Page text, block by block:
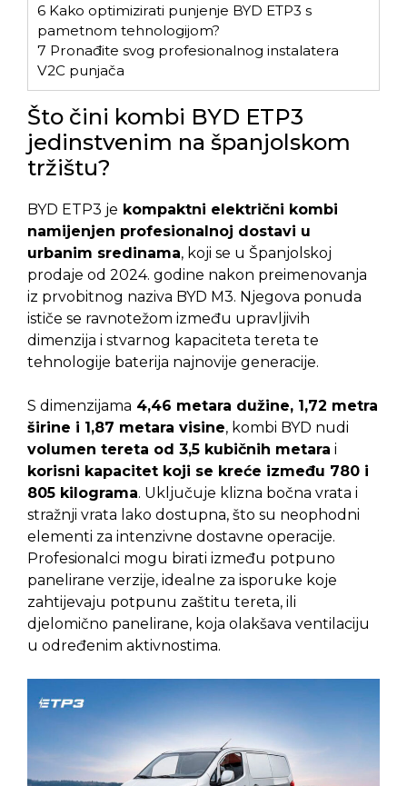
6 Kako optimizirati punjenje BYD ETP3 s
pametnom tehnologijom?
7 Pronađite svog profesionalnog instalatera
V2C punjača
Što čini kombi BYD ETP3
jedinstvenim na španjolskom
tržištu?
BYD ETP3 je kompaktni električni kombi
namijenjen profesionalnoj dostavi u
urbanim sredinama, koji se u Španjolskoj
prodaje od 2024. godine nakon preimenovanja
iz prvobitnog naziva BYD M3. Njegova ponuda
ističe se ravnotežom između upravljivih
dimenzija i stvarnog kapaciteta tereta te
tehnologije baterija najnovije generacije.
S dimenzijama 4,46 metara dužine, 1,72 metra
širine i 1,87 metara visine, kombi BYD nudi
volumen tereta od 3,5 kubičnih metara i
korisni kapacitet koji se kreće između 780 i
805 kilograma. Uključuje klizna bočna vrata i
stražnji vrata lako dostupna, što su neophodni
elementi za intenzivne dostavne operacije.
Profesionalci mogu birati između potpuno
panelirane verzije, idealne za isporuke koje
zahtijevaju potpunu zaštitu tereta, ili
djelomično panelirane, koja olakšava ventilaciju
u određenim aktivnostima.